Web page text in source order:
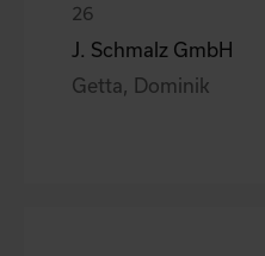
J. Schmalz GmbH
Getta, Dominik